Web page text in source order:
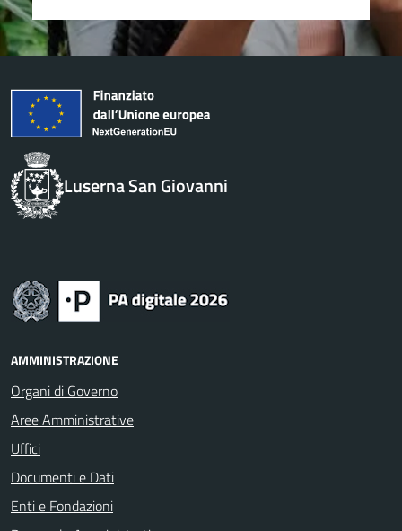
Luserna San Giovanni
AMMINISTRAZIONE
Organi di Governo
Aree Amministrative
Uffici
Documenti e Dati
Enti e Fondazioni